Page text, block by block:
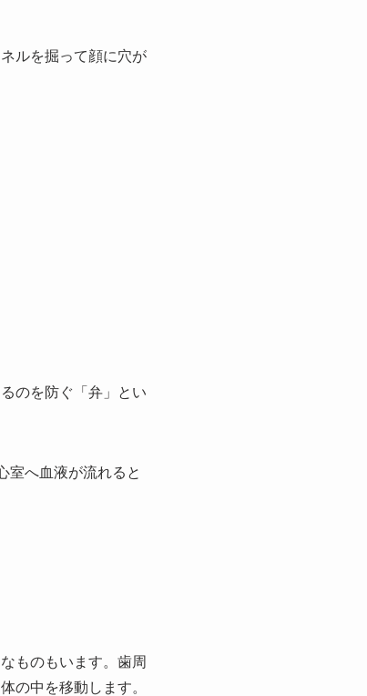
ルを掘って顔に穴が
のを防ぐ「弁」とい
室へ血液が流れると
ものもいます。歯周
の中を移動します。